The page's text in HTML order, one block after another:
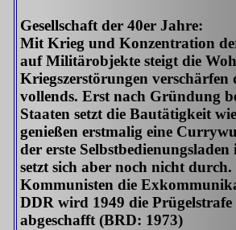
Gesellschaft der 40er Jahre:
Mit Krieg und Konzentration
auf Militärobjekte steigt die
Kriegszerstörungen verschärfen
vollends. Erst nach Gründung
Staaten setzt die Bautätigkeit
genießen erstmalig eine
der erste
setzt sich aber noch nicht
Kommunisten die
DDR wird 1949 die Prügelstrafe
abgeschafft (BRD: 1973)